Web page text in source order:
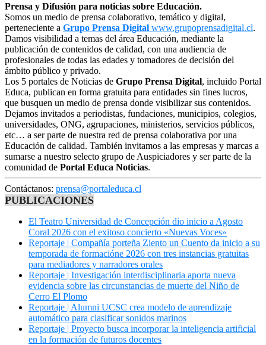
Prensa y Difusión para noticias sobre Educación.
Somos un medio de prensa colaborativo, temático y digital,
perteneciente a Grupo Prensa Digital www.grupoprensadigital.cl.
Damos visibilidad a temas del área Educación, mediante la
publicación de contenidos de calidad, con una audiencia de
profesionales de todas las edades y tomadores de decisión del
ámbito público y privado.
Los 5 portales de Noticias de Grupo Prensa Digital, incluido Portal
Educa, publican en forma gratuita para entidades sin fines lucros,
que busquen un medio de prensa donde visibilizar sus contenidos.
Dejamos invitados a periodistas, fundaciones, municipios, colegios,
universidades, ONG, agrupaciones, ministerios, servicios públicos,
etc… a ser parte de nuestra red de prensa colaborativa por una
Educación de calidad. También invitamos a las empresas y marcas a
sumarse a nuestro selecto grupo de Auspiciadores y ser parte de la
comunidad de Portal Educa Noticias.
Contáctanos: prensa@portaleduca.cl
PUBLICACIONES
El Teatro Universidad de Concepción dio inicio a Agosto
Coral 2026 con el exitoso concierto «Nuevas Voces»
Reportaje | Compañía porteña Ziento un Cuento da inicio a su
temporada de formacióne 2026 con tres instancias gratuitas
para mediadores y narradores orales
Reportaje | Investigación interdisciplinaria aporta nueva
evidencia sobre las circunstancias de muerte del Niño de
Cerro El Plomo
Reportaje | Alumni UCSC crea modelo de aprendizaje
automático para clasificar sonidos marinos
Reportaje | Proyecto busca incorporar la inteligencia artificial
en la formación de futuros docentes